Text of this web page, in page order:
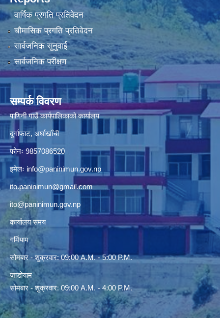
वार्षिक प्रगति प्रतिवेदन
चौमासिक प्रगति प्रतिवेदन
सार्वजनिक सुनुवाई
सार्वजनिक परीक्षण
सम्पर्क विवरण
पाणिनी गाउँ कार्यपालिकाको कार्यालय
दुर्गाफाट, अर्घाखाँची
फोनः 9857086520
इमेलः info@paninimun.gov.np
ito.paninimun@gmail.com
ito@paninimun.gov.np
कार्यालय समय
गर्मियाम
सोमबार - शुक्रवार: 09:00 A.M. - 5:00 P.M.
जाडोयाम
सोमबार - शुक्रवार: 09:00 A.M. - 4:00 P.M.